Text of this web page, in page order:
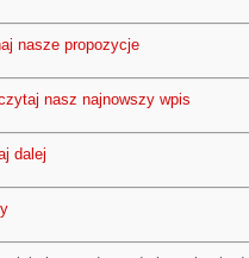
nasze propozycje
nasz najnowszy wpis
dalej